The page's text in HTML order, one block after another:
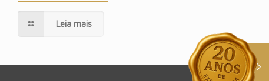
Leia mais